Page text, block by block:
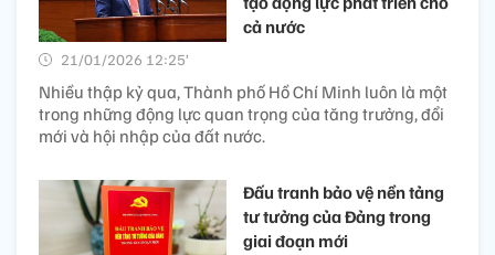
cả nước
21/01/2026 12:25’
Nhiều thập kỷ qua, Thành phố Hồ Chí Minh luôn là một
trong những động lực quan trọng của tăng trưởng, đổi
mới và hội nhập của đất nước.
Đấu tranh bảo vệ nền tảng
tư tưởng của Đảng trong
giai đoạn mới